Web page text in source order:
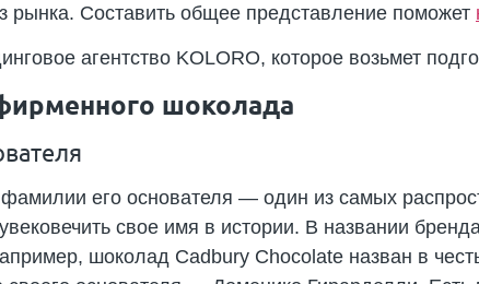
рынка. Составить общее представление поможет
агентство KOLORO, которое возьмет
шоколада
его основателя — один из самых
свое имя в истории. В названии
шоколад Cadbury Chocolate назван в